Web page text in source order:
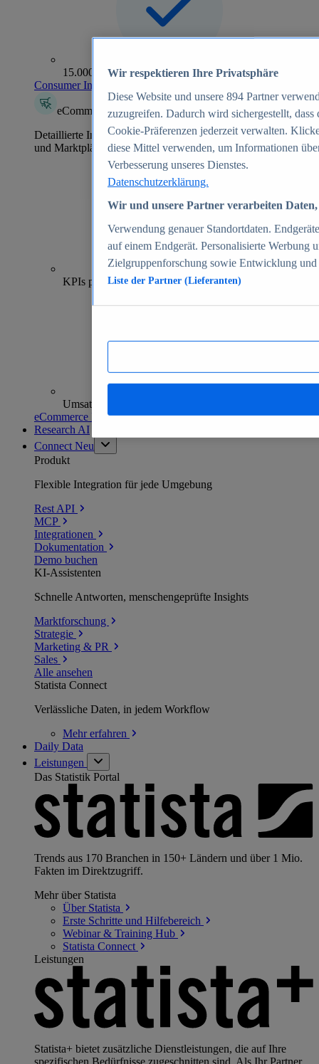
15.000+ Marken
Consumer Insights entdecken
eCommerce Insights
Detaillierte Informationen zu mehr als 39.000 Online-Shops
und Marktplätzen
70+
KPIs pro Shop
Umsatzanalysen und -prognosen
eCommerce Insights entdecken
Research AI
Connect Neu
Produkt
Flexible Integration für jede Umgebung
Rest API
MCP
Integrationen
Dokumentation
Demo buchen
KI-Assistenten
Schnelle Antworten, menschengeprüfte Insights
Marktforschung
Strategie
Marketing & PR
Sales
Alle ansehen
Statista Connect
Verlässliche Daten, in jedem Workflow
Mehrerfahren
Daily Data
Leistungen
Das Statistik Portal
Trends aus 170 Branchen in 150+ Ländern und über 1 Mio.
Fakten im Direktzugriff.
Mehr über Statista
Über Statista
Erste Schritte und Hilfebereich
Webinar & Training Hub
Statista Connect
Leistungen
Statista+ bietet zusätzliche Dienstleistungen, die auf Ihre
spezifischen Bedürfnisse zugeschnitten sind. Als Ihr Partner
Wir respektieren Ihre Privatsphäre
Diese Website und unsere 894 Partner
zuzugreifen. Dadurch wird sichergestellt,
Cookie-Präferenzen jederzeit verwalten.
diese Mittel verwenden, um Informationen
Verbesserung unseres Dienstes.
Datenschutzerklärung.
Wir und unsere Partner verarbeiten
Verwendung genauer Standortdaten.
auf einem Endgerät. Personalisierte Werbung
Zielgruppenforschung sowie Entwicklung
Liste der Partner (Lieferanten)